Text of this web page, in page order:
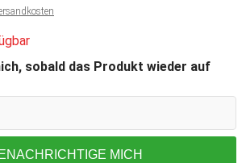
sobald das Produkt wieder auf
MICH